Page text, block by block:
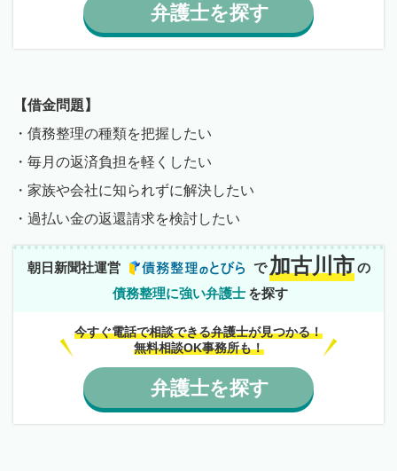
弁護士を探す
【借金問題】
・債務整理の種類を把握したい
・毎月の返済負担を軽くしたい
・家族や会社に知られずに解決したい
・過払い金の返還請求を検討したい
朝日新聞社運営 で 加古川市 の
債務整理に強い弁護士 を探す
今すぐ電話で相談できる弁護士が見つかる！
無料相談OK事務所も！
弁護士を探す